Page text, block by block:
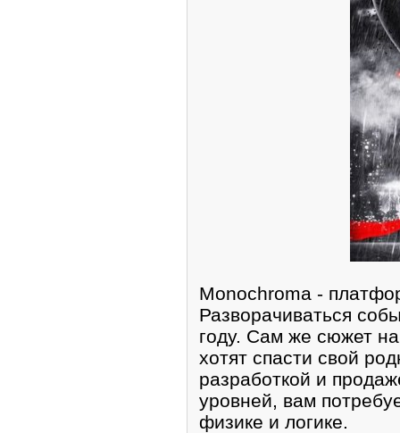
Monochroma -
Разворачиваться
году. Сам же сюжет
хотят спасти свой
разработкой и
уровней, вам
физике и логике.